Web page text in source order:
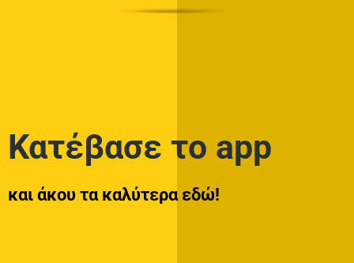
Κατέβασε το app
και άκου τα καλύτερα εδώ!